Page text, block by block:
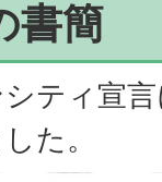
書簡
ティ宣
た。